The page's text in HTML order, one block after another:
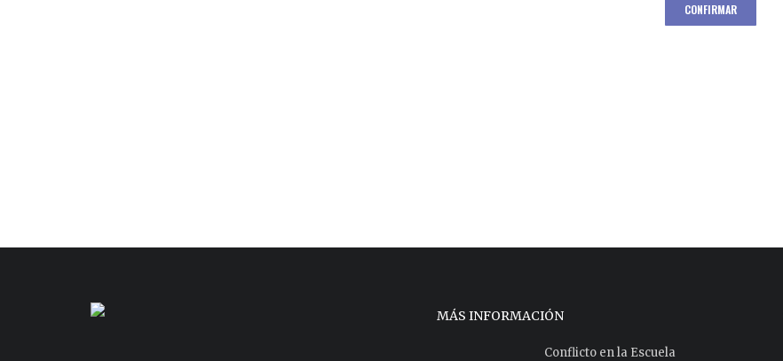
CONFIRMAR
MÁS INFORMACIÓN
Conflicto en la Escuela